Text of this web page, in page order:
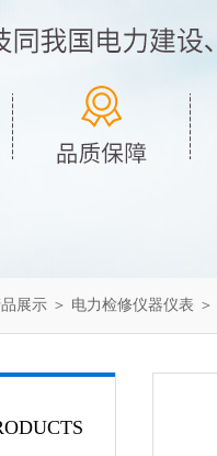
展示 ＞ 电力检修仪器仪表 ＞